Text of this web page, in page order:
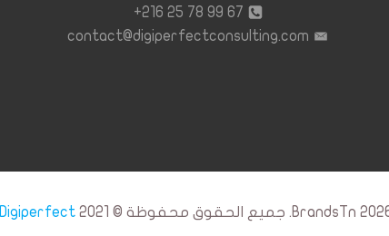
67 99 78 25 216+
contact@digiperfectconsulting.com
Digiperfect